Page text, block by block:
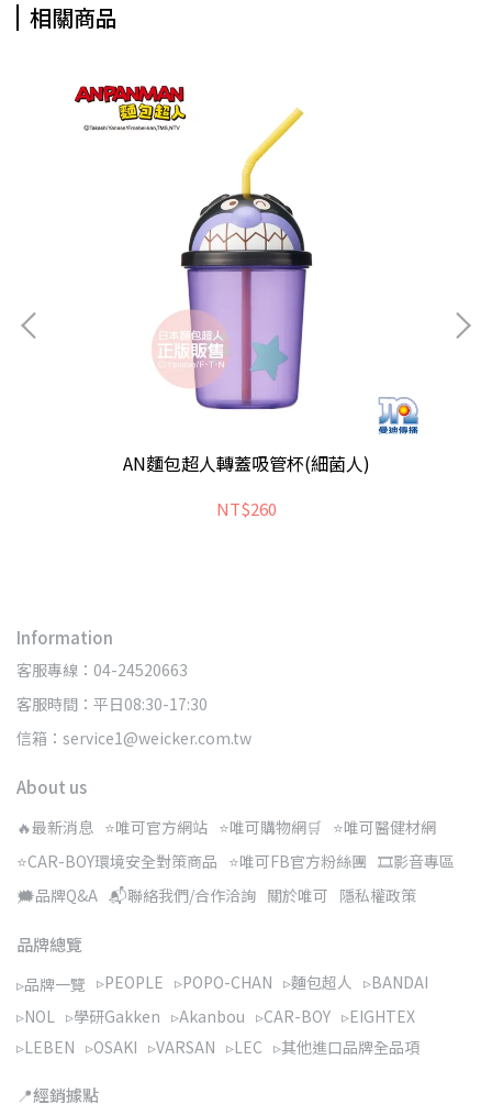
相關商品
AN麵包超人轉蓋吸管杯(細菌人)
NT$260
Information
客服專線：04-24520663
客服時間：平日08:30-17:30
信箱：service1@weicker.com.tw
About us
🔥最新消息 ⭐唯可官方網站 ⭐唯可購物網🛒 ⭐唯可醫健材網
⭐CAR-BOY環境安全對策商品 ⭐唯可FB官方粉絲團 🎞️影音專區
🗯️品牌Q&A 📬聯絡我們/合作洽詢 關於唯可 隱私權政策
品牌總覽
▹品牌一覽 ▹PEOPLE ▹POPO-CHAN ▹麵包超人 ▹BANDAI
▹NOL ▹學研Gakken ▹Akanbou ▹CAR-BOY ▹EIGHTEX
▹LEBEN ▹OSAKI ▹VARSAN ▹LEC ▹其他進口品牌全品項
📍經銷據點